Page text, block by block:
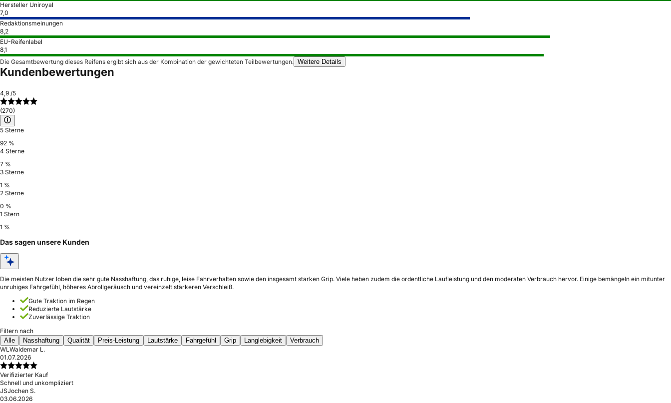
Hersteller Uniroyal
7,0
Redaktionsmeinungen
8,2
EU-Reifenlabel
8,1
Die Gesamtbewertung dieses Reifens ergibt sich aus der Kombination der gewichteten Teilbewertungen. Weitere Details
Kundenbewertungen
4,9 /5
(270)
5 Sterne
92 %
4 Sterne
7 %
3 Sterne
1 %
2 Sterne
0 %
1 Stern
1 %
Das sagen unsere Kunden
Die meisten Nutzer loben die sehr gute Nasshaftung, das ruhige, leise Fahrverhalten sowie den insgesamt starken Grip. Viele heben zudem die ordentliche Laufleistung und den moderaten Verbrauch hervor. Einige bemängeln ein mitunter
unruhiges Fahrgefühl, höheres Abrollgeräusch und vereinzelt stärkeren Verschleiß.
Gute Traktion im Regen
Reduzierte Lautstärke
Zuverlässige Traktion
Filtern nach
Alle
Nasshaftung Qualität Preis-Leistung Lautstärke Fahrgefühl Grip Langlebigkeit
Verbrauch
WLWaldemar L.
01.07.2026
Verifizierter Kauf
Schnell und unkompliziert
JSJochen S.
03.06.2026